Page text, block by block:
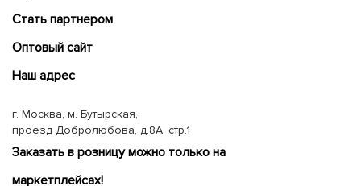
Cтать партнером
Оптовый сайт
Наш адрес
г. Москва, м. Бутырская,
проезд Добролюбова, д.8А, стр.1
Заказать в розницу можно только на
маркетплейсах!